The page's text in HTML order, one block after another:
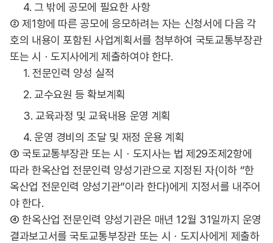
4. 그 밖에 공모에 필요한 사항
② 제1항에 따른 공모에 응모하려는 자는 신청서에 다음 각
호의 내용이 포함된 사업계획서를 첨부하여 국토교통부장관
또는 시ㆍ도지사에게 제출하여야 한다.
1. 전문인력 양성 실적
2. 교수요원 등 확보계획
3. 교육과정 및 교육내용 운영 계획
4. 운영 경비의 조달 및 재정 운용 계획
③ 국토교통부장관 또는 시ㆍ도지사는 법 제29조제2항에
따라 한옥산업 전문인력 양성기관으로 지정된 자(이하 “한
옥산업 전문인력 양성기관”이라 한다)에게 지정서를 내주어
야 한다.
④ 한옥산업 전문인력 양성기관은 매년 12월 31일까지 운영
결과보고서를 국토교통부장관 또는 시ㆍ도지사에게 제출하